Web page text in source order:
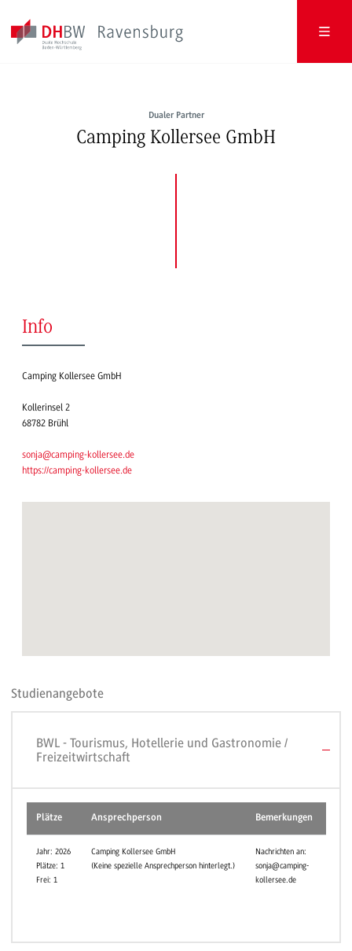
Dualer Partner
Camping Kollersee GmbH
Info
Camping Kollersee GmbH
Kollerinsel 2
68782 Brühl
sonja@camping-kollersee.de
https://camping-kollersee.de
Studienangebote
BWL - Tourismus, Hotellerie und Gastronomie /
Freizeitwirtschaft
Plätze Ansprechperson Bemerkungen
Jahr: 2026
Plätze: 1
Frei: 1
Camping Kollersee GmbH
(Keine spezielle Ansprechperson hinterlegt.)
Nachrichten an:
sonja@camping-
kollersee.de